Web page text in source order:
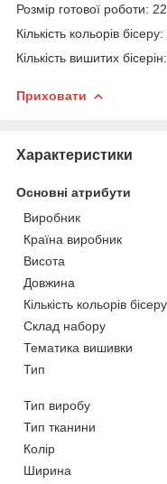
Розмір готової роботи:
Кількість кольорів бісеру:
Кількість вишитих
Приховати
Характеристики
Основні атрибути
Виробник
Країна виробник
Висота
Довжина
Кількість кольорів бісеру
Склад набору
Тематика вишивки
Тип
Тип виробу
Тип тканини
Колір
Ширина